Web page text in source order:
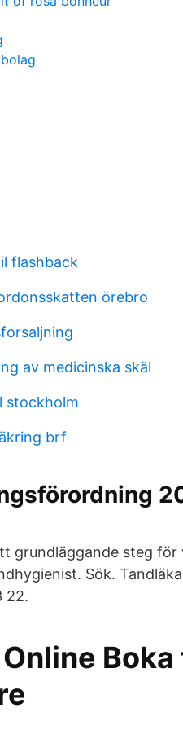
flashback
örebro
av medicinska skäl
stockholm
brf
grundläggande steg
Sök.
22.